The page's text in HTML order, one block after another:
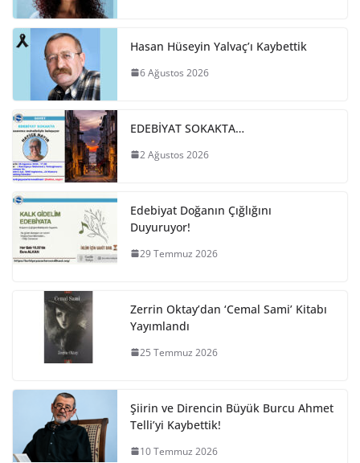
Hasan Hüseyin Yalvaç’ı Kaybettik
6 Ağustos 2026
EDEBİYAT SOKAKTA…
2 Ağustos 2026
Edebiyat Doğanın Çığlığını
Duyuruyor!
29 Temmuz 2026
Zerrin Oktay’dan ‘Cemal Sami’ Kitabı
Yayımlandı
25 Temmuz 2026
Şiirin ve Direncin Büyük Burcu Ahmet
Telli’yi Kaybettik!
10 Temmuz 2026